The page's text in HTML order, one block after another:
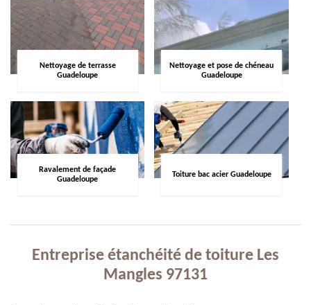
Nettoyage de terrasse
Guadeloupe
Nettoyage et pose de chéneau
Guadeloupe
Ravalement de façade
Guadeloupe
Toiture bac acier Guadeloupe
Entreprise étanchéité de toiture Les
Mangles 97131